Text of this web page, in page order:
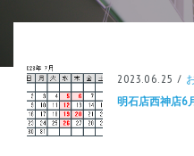
2023.06.25 /
明石店西神店6